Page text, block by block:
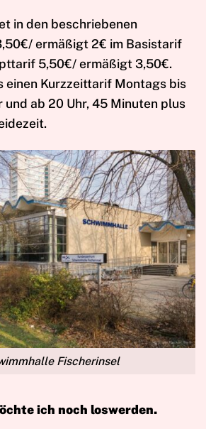
in den beschriebenen
ermäßigt 2€ im Basistarif
5,50€/ ermäßigt 3,50€.
einen Kurzzeittarif Montags bis
und ab 20 Uhr, 45 Minuten plus
Fischerinsel
ich noch loswerden.